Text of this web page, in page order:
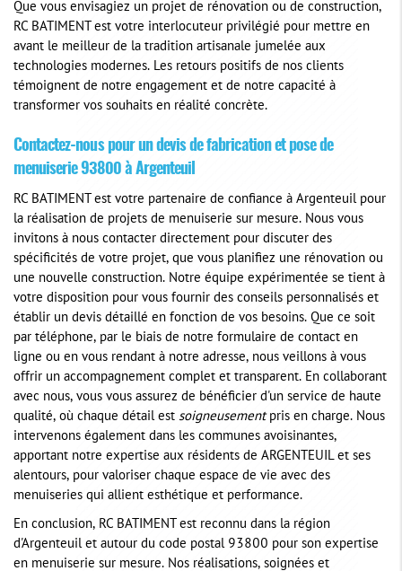
Que vous envisagiez un projet de rénovation ou de construction,
RC BATIMENT est votre interlocuteur privilégié pour mettre en
avant le meilleur de la tradition artisanale jumelée aux
technologies modernes. Les retours positifs de nos clients
témoignent de notre engagement et de notre capacité à
transformer vos souhaits en réalité concrète.
Contactez-nous pour un devis de fabrication et pose de
menuiserie 93800 à Argenteuil
RC BATIMENT est votre partenaire de confiance à Argenteuil pour
la réalisation de projets de menuiserie sur mesure. Nous vous
invitons à nous contacter directement pour discuter des
spécificités de votre projet, que vous planifiez une rénovation ou
une nouvelle construction. Notre équipe expérimentée se tient à
votre disposition pour vous fournir des conseils personnalisés et
établir un devis détaillé en fonction de vos besoins. Que ce soit
par téléphone, par le biais de notre formulaire de contact en
ligne ou en vous rendant à notre adresse, nous veillons à vous
offrir un accompagnement complet et transparent. En collaborant
avec nous, vous vous assurez de bénéficier d'un service de haute
qualité, où chaque détail est soigneusementpris en charge. Nous
intervenons également dans les communes avoisinantes,
apportant notre expertise aux résidents de ARGENTEUIL et ses
alentours, pour valoriser chaque espace de vie avec des
menuiseries qui allient esthétique et performance.
En conclusion, RC BATIMENT est reconnu dans la région
d'Argenteuil et autour du code postal 93800 pour son expertise
en menuiserie sur mesure. Nos réalisations, soignées et